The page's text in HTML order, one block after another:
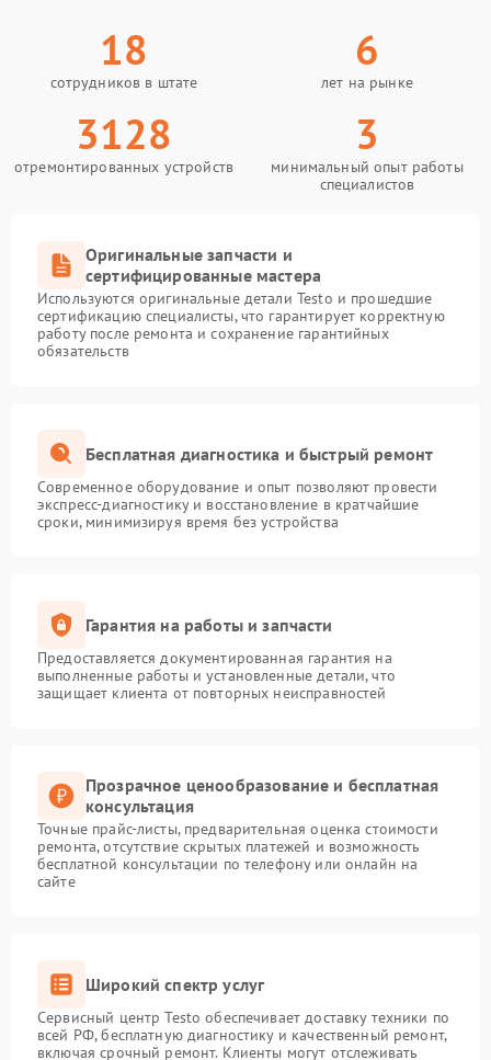
18
сотрудников в штате
6
лет на рынке
3128
отремонтированных устройств
3
минимальный опыт работы
специалистов
Оригинальные запчасти и
сертифицированные мастера
Используются оригинальные детали Testo и прошедшие
сертификацию специалисты, что гарантирует корректную
работу после ремонта и сохранение гарантийных
обязательств
Бесплатная диагностика и быстрый ремонт
Современное оборудование и опыт позволяют провести
экспресс-диагностику и восстановление в кратчайшие
сроки, минимизируя время без устройства
Гарантия на работы и запчасти
Предоставляется документированная гарантия на
выполненные работы и установленные детали, что
защищает клиента от повторных неисправностей
Прозрачное ценообразование и бесплатная
консультация
Точные прайс-листы, предварительная оценка стоимости
ремонта, отсутствие скрытых платежей и возможность
бесплатной консультации по телефону или онлайн на
сайте
Широкий спектр услуг
Сервисный центр Testo обеспечивает доставку техники по
всей РФ, бесплатную диагностику и качественный ремонт,
включая срочный ремонт. Клиенты могут отслеживать